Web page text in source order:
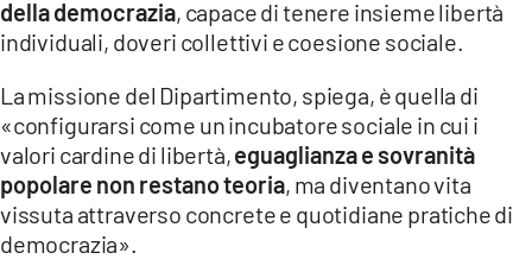
della democrazia, capace di tenere insieme libertà
individuali, doveri collettivi e coesione sociale.
La missione del Dipartimento, spiega, è quella di
«configurarsi come un incubatore sociale in cui i
valori cardine di libertà,eguaglianza e sovranità
popolare non restano teoria, ma diventano vita
vissuta attraverso concrete e quotidiane pratiche di
democrazia».